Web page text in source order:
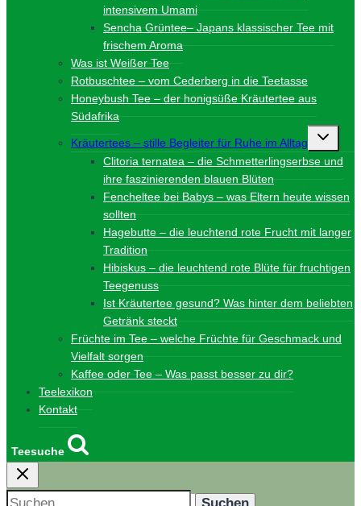
intensivem Umami
Sencha Grüntee– Japans klassischer Tee mit
frischem Aroma
Was ist Weißer Tee
Rotbuschtee – vom Cederberg in die Teetasse
Honeybush Tee – der honigsüße Kräutertee aus
Südafrika
Kräutertees – stille Begleiter für Ruhe im Alltag
Clitoria ternatea – die Schmetterlingserbse und
ihre faszinierenden blauen Blüten
Fencheltee bei Babys – was Eltern heute wissen
sollten
Hagebutte – die leuchtend rote Frucht mit langer
Tradition
Hibiskus – die leuchtend rote Blüte für fruchtigen
Teegenuss
Ist Kräutertee gesund? Was hinter dem beliebten
Getränk steckt
Früchte im Tee – welche Früchte für Geschmack und
Vielfalt sorgen
Kaffee oder Tee – Was passt besser zu dir?
Teelexikon
Kontakt
Teesuche
Suchen